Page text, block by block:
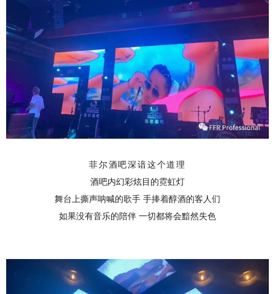
菲尔酒吧深谙这个道理
酒吧内幻彩炫目的霓虹灯
舞台上撕声呐喊的歌手 手捧着醇酒的客人们
如果没有音乐的陪伴 一切都将会黯然失色